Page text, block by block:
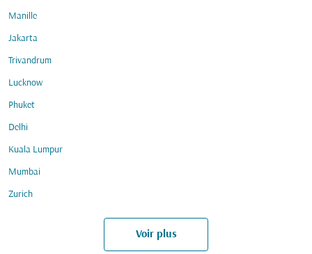
Manille
Jakarta
Trivandrum
Lucknow
Phuket
Delhi
Kuala Lumpur
Mumbai
Zurich
Voir plus